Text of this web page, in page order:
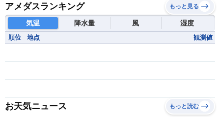
アメダスランキング もっと見る
気温 降水量 風 湿度
順位 地点 観測値
お天気ニュース もっと読む